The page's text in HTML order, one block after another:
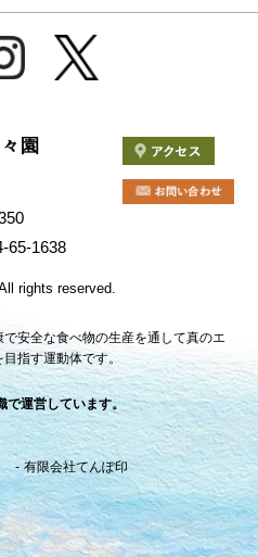
園
65-1638
rights reserved.
安全な食べ物の生産を通して真のエ
指す運動体です。
で運営しています。
有限会社てんぽ印